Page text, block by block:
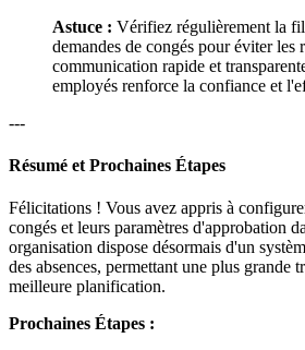
Astuce : Vérifiez régulièrement la
demandes de congés pour éviter les
communication rapide et
employés renforce la confiance et
---
Résumé et Prochaines Étapes
Félicitations ! Vous avez appris à
congés et leurs paramètres d'approbation
organisation dispose désormais d'un
des absences, permettant une plus grande
meilleure planification.
Prochaines Étapes :